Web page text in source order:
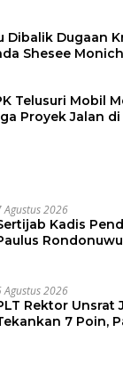
Dibalik Dugaan
Shesee
Telusuri Mobil
Proyek Jalan di
Agustus 2026
Kadis
Agustus 2026
Rektor Unsrat
7 Poin,